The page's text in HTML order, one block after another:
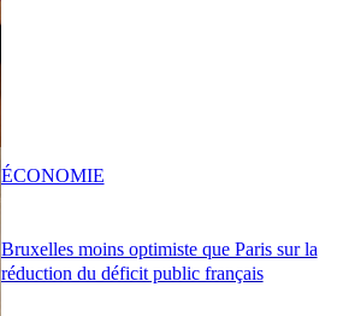
Bruxelles moins optimiste que Paris sur la
réduction du déficit public français
ÉCONOMIE